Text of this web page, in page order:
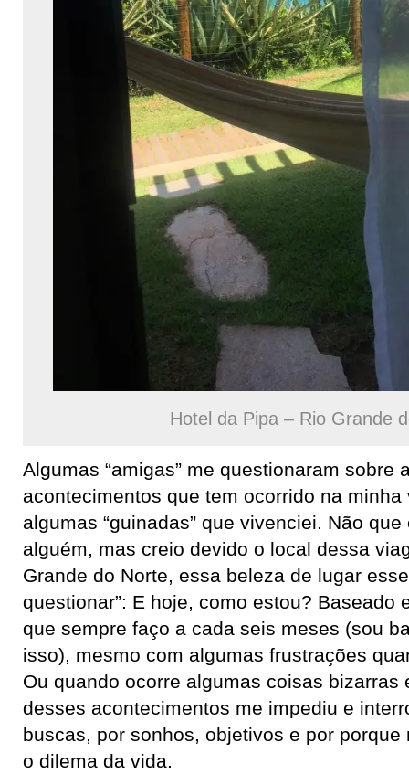
Hotel da Pipa – Rio Grande
Algumas “amigas” me questionaram sobre
acontecimentos que tem ocorrido na
algumas “guinadas” que vivenciei. Não
alguém, mas creio devido o local dessa
Grande do Norte, essa beleza de lugar
questionar”: E hoje, como estou? Baseado
que sempre faço a cada seis meses (sou
isso), mesmo com algumas frustrações
Ou quando ocorre algumas coisas bizarras
desses acontecimentos me impediu e
buscas, por sonhos, objetivos e por
o dilema da vida.